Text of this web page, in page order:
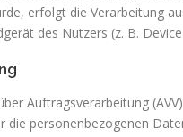
erfolgt die Verarbeitung
des Nutzers (z. B.
Auftragsverarbeitung
die personenbezogenen